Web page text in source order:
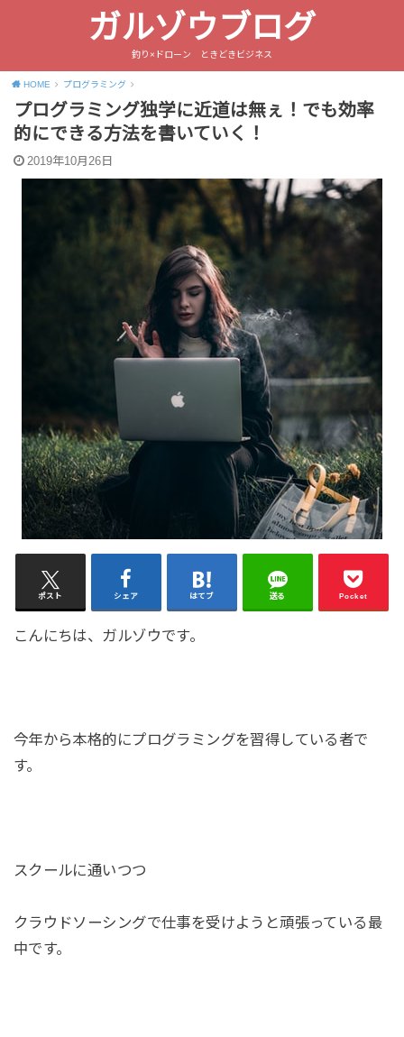
ガルゾウブログ
釣り×ドローン ときどきビジネス
HOME プログラミング
プログラミング独学に近道は無ぇ！でも効率
的にできる方法を書いていく！
2019年10月26日
ポスト シェア はてブ 送る Pocket
こんにちは、ガルゾウです。
今年から本格的にプログラミングを習得している者で
す。
スクールに通いつつ
クラウドソーシングで仕事を受けようと頑張っている最
中です。